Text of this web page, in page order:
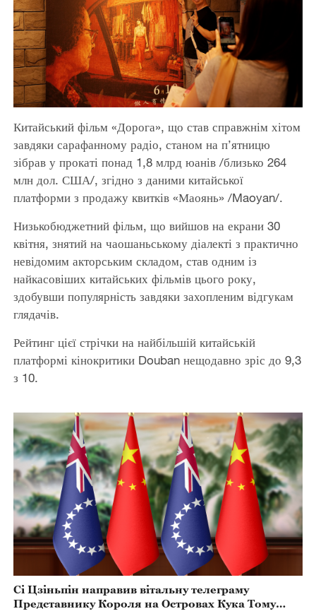
Китайський фільм «Дорога», що став справжнім хітом
завдяки сарафанному радіо, станом на п’ятницю
зібрав у прокаті понад 1,8 млрд юанів /близько 264
млн дол. США/, згідно з даними китайської
платформи з продажу квитків «Маоянь» /Maoyan/.
Низькобюджетний фільм, що вийшов на екрани 30
квітня, знятий на чаошаньському діалекті з практично
невідомим акторським складом, став одним із
найкасовіших китайських фільмів цього року,
здобувши популярність завдяки захопленим відгукам
глядачів.
Рейтинг цієї стрічки на найбільшій китайській
платформі кінокритики Douban нещодавно зріс до 9,3
з 10.
Сі Цзіньпін направив вітальну телеграму
Представнику Короля на Островах Кука Тому